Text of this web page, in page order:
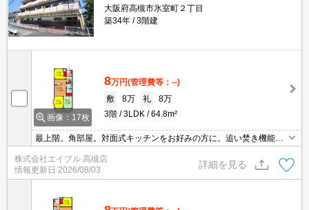
大阪府高槻市氷室町２丁目
築34年
3階建
画像：17枚
8万円(管理費等：--)
敷
8万 礼
8万
3階
3LDK 64.8m²
最上階。角部屋。対面式キッチンをお好みの方に。追い焚き機能付
きバス。保証委託料（賃料総額に対し、初回額50％、月額2％）。
初期費用・家賃カード払い可。
株式会社エイブル 高槻店
情報更新日 2026/08/03
詳細を見る